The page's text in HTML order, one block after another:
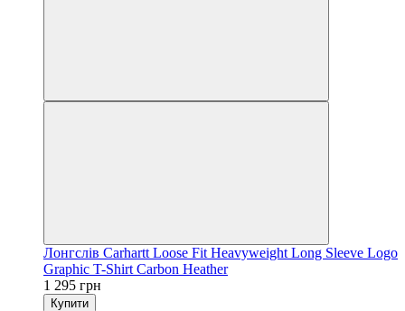
Лонгслів Carhartt Loose Fit Heavyweight Long Sleeve Logo
Graphic T-Shirt Carbon Heather
1 295 грн
Купити